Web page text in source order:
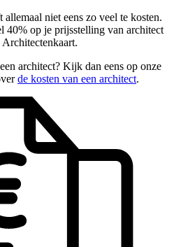
niet eens zo veel te kosten.
40% op je prijsstelling van architect
architect? Kijk dan eens op onze
de kosten van een architect.